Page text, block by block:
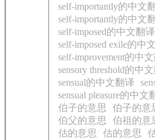
self-importantly的中文
self-importantly的中文
self-imposed的中文翻译
self-imposed exile的中
self-improvement的中
sensory threshold的中
sensual的中文翻译
sensual pleasure的中文
伯子的意思
伯子的意
伯父的意思
伯祖的意
估的意思
估的意思